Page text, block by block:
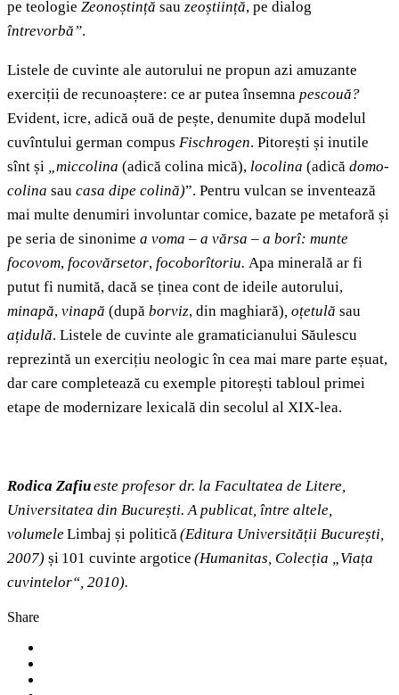
pe teologie Zeonoștință sau zeoștiință, pe dialog
întrevorbă”.
Listele de cuvinte ale autorului ne propun azi amuzante
exerciții de recunoaștere: ce ar putea însemna pescouă?
Evident, icre, adică ouă de pește, denumite după modelul
cuvîntului german compus Fischrogen. Pitorești și inutile
sînt și „miccolina (adică colina mică), locolina (adică domo-
colina sau casa dipe colină)”. Pentru vulcan se inventează
mai multe denumiri involuntar comice, bazate pe metaforă și
pe seria de sinonime a voma – a vărsa – a borî: munte
focovom, focovărsetor, focoborîtoriu. Apa minerală ar fi
putut fi numită, dacă se ținea cont de ideile autorului,
minapă, vinapă (după borviz, din maghiară), oțetulă sau
ațidulă. Listele de cuvinte ale gramaticianului Săulescu
reprezintă un exercițiu neologic în cea mai mare parte eșuat,
dar care completează cu exemple pitorești tabloul primei
etape de modernizare lexicală din secolul al XIX-lea.
Rodica Zafiueste profesor dr. la Facultatea de Litere,
Universitatea din București. A publicat, între altele,
volumeleLimbaj și politică(Editura Universității București,
2007) și 101 cuvinte argotice (Humanitas, Colecția „Viața
cuvintelor“, 2010).
Share